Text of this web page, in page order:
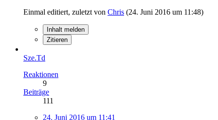
Einmal editiert, zuletzt von Chris (24. Juni 2016 um 11:48)
Inhalt melden
Zitieren
Sze.Td
Reaktionen
9
Beiträge
111
24. Juni 2016 um 11:41